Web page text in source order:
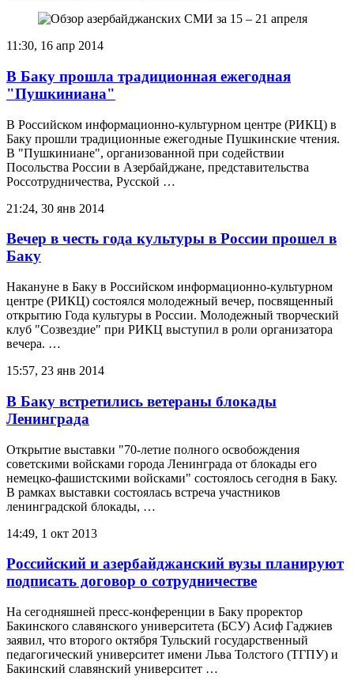
11:30, 16 апр 2014
В Баку прошла традиционная ежегодная
"Пушкиниана"
В Российском информационно-культурном центре (РИКЦ) в
Баку прошли традиционные ежегодные Пушкинские чтения.
В "Пушкиниане", организованной при содействии
Посольства России в Азербайджане, представительства
Россотрудничества, Русской …
21:24, 30 янв 2014
Вечер в честь года культуры в России прошел в
Баку
Накануне в Баку в Российском информационно-культурном
центре (РИКЦ) состоялся молодежный вечер, посвященный
открытию Года культуры в России. Молодежный творческий
клуб "Созвездие" при РИКЦ выступил в роли организатора
вечера. …
15:57, 23 янв 2014
В Баку встретились ветераны блокады
Ленинграда
Открытие выставки "70-летие полного освобождения
советскими войсками города Ленинграда от блокады его
немецко-фашистскими войсками" состоялось сегодня в Баку.
В рамках выставки состоялась встреча участников
ленинградской блокады, …
14:49, 1 окт 2013
Российский и азербайджанский вузы планируют
подписать договор о сотрудничестве
На сегодняшней пресс-конференции в Баку проректор
Бакинского славянского университета (БСУ) Асиф Гаджиев
заявил, что второго октября Тульский государственный
педагогический университет имени Льва Толстого (ТГПУ) и
Бакинский славянский университет …